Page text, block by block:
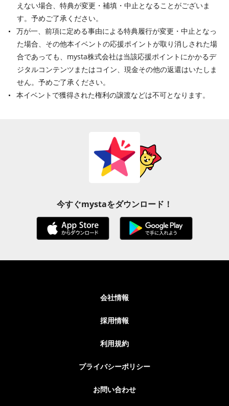
えない場合、特典が変更・補填・中止となることがございま
す。予めご了承ください。
万が一、前項に定める事由による特典履行が変更・中止となっ
た場合、その他本イベントの応援ポイントが取り消しされた場
合であっても、mysta株式会社は当該応援ポイントにかかるデ
ジタルコンテンツまたはコイン、現金その他の返還はいたしま
せん。予めご了承ください。
本イベントで獲得された権利の譲渡などは不可となります。
今すぐmystaをダウンロード！
会社情報
採用情報
利用規約
プライバシーポリシー
お問い合わせ